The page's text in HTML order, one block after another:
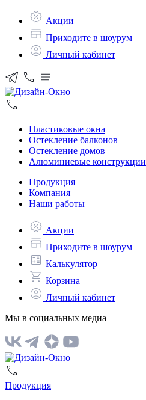
Акции
Приходите в шоурум
Личный кабинет
Пластиковые окна
Остекление балконов
Остекление домов
Алюминиевые конструкции
Продукция
Компания
Наши работы
Акции
Приходите в шоурум
Калькулятор
Корзина
Личный кабинет
Мы в социальных медиа
Продукция